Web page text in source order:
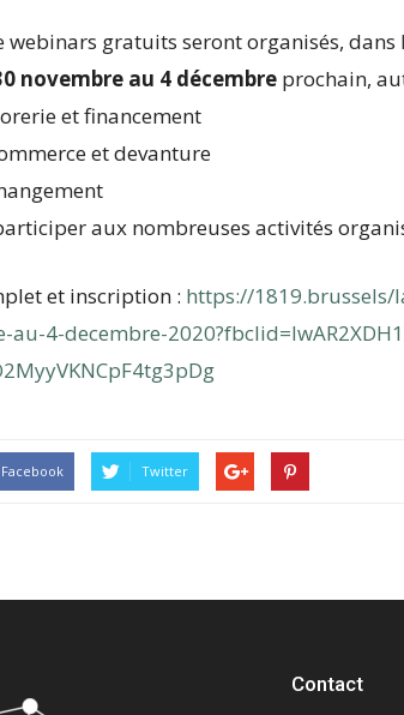
webinars gratuits seront organisés, dans
novembre au 4 décembre prochain,
et financement
et devanture
aux nombreuses activités
et inscription : https://1819.brussels/
4-decembre-
Facebook Twitter
Contact